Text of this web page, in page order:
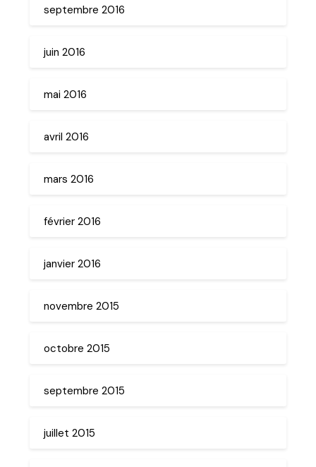
septembre 2016
juin 2016
mai 2016
avril 2016
mars 2016
février 2016
janvier 2016
novembre 2015
octobre 2015
septembre 2015
juillet 2015